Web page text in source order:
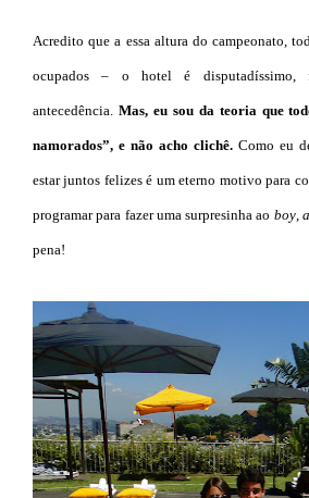
Acredito que a essa altura do campeonato,
ocupados – o hotel é disputadíssimo,
antecedência. Mas, eu sou da teoria que
namorados”, e não acho clichê. Como eu
estar juntos felizes é um eterno motivo para
programar para fazer uma surpresinha ao boy,
pena!